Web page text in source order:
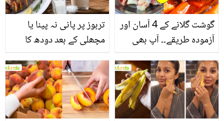
تربوز پر پانی نہ پینا یا
مچھلی کے بعد دودھ کا
سے متعلق غلط فہمیوں کی
حقیقت کیا ہے اور افواہ
کیا؟
گوشت گلانے کے 4 آسان اور
آزمودہ طریقے۔۔ آپ بھی
بتائے راز